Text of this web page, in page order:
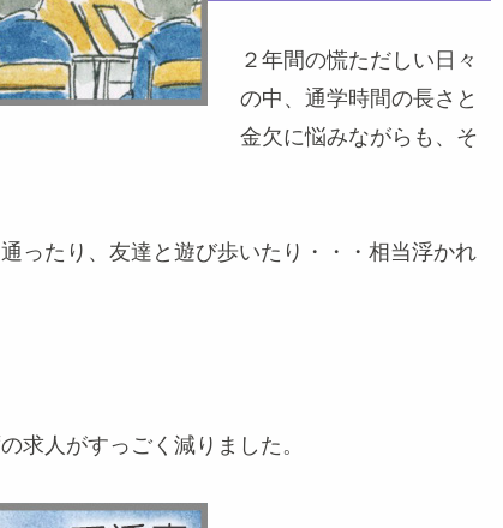
２年間の慌ただしい日々
の中、通学時間の長さと
金欠に悩みながらも、そ
ったり、友達と遊び歩いたり・・・相当浮かれ
求人がすっごく減りました。